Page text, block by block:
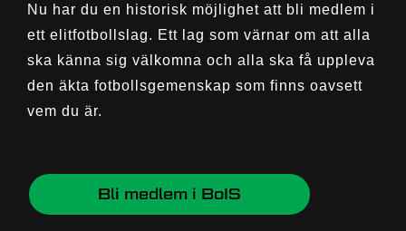
Nu har du en historisk möjlighet att bli medlem i
ett elitfotbollslag. Ett lag som värnar om att alla
ska känna sig välkomna och alla ska få uppleva
den äkta fotbollsgemenskap som finns oavsett
vem du är.
Bli medlem i BoIS